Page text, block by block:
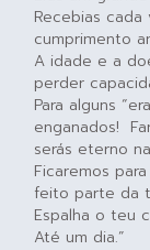
Recebias
cumprimento
A idade e a
perder
Para alguns
enganados!
serás eterno
Ficaremos
feito parte da
Espalha o teu
Até um dia.”